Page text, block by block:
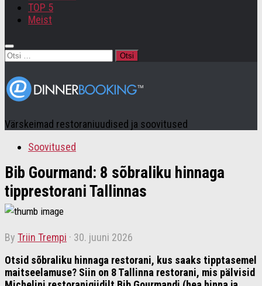
TOP 5
Meist
Otsi:
Värskeimad restoraniuudised ja soovitused
Soovitused
Bib Gourmand: 8 sõbraliku hinnaga
tipprestorani Tallinnas
by Triin Trempi · 30. juuni 2026
Otsid sõbraliku hinnaga restorani, kus saaks tipptasemel
maitseelamuse? Siin on 8 Tallinna restorani, mis pälvisid